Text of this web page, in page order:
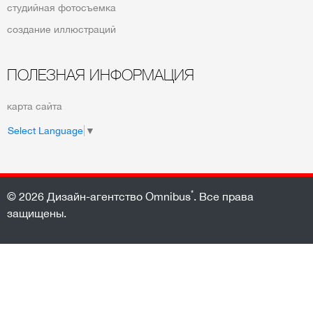
студийная фотосъемка
создание иллюстраций
ПОЛЕЗНАЯ ИНФОРМАЦИЯ
карта сайта
Select Language ▼
© 2026 Дизайн-агентство Omnibus*
. Все права
защищены.